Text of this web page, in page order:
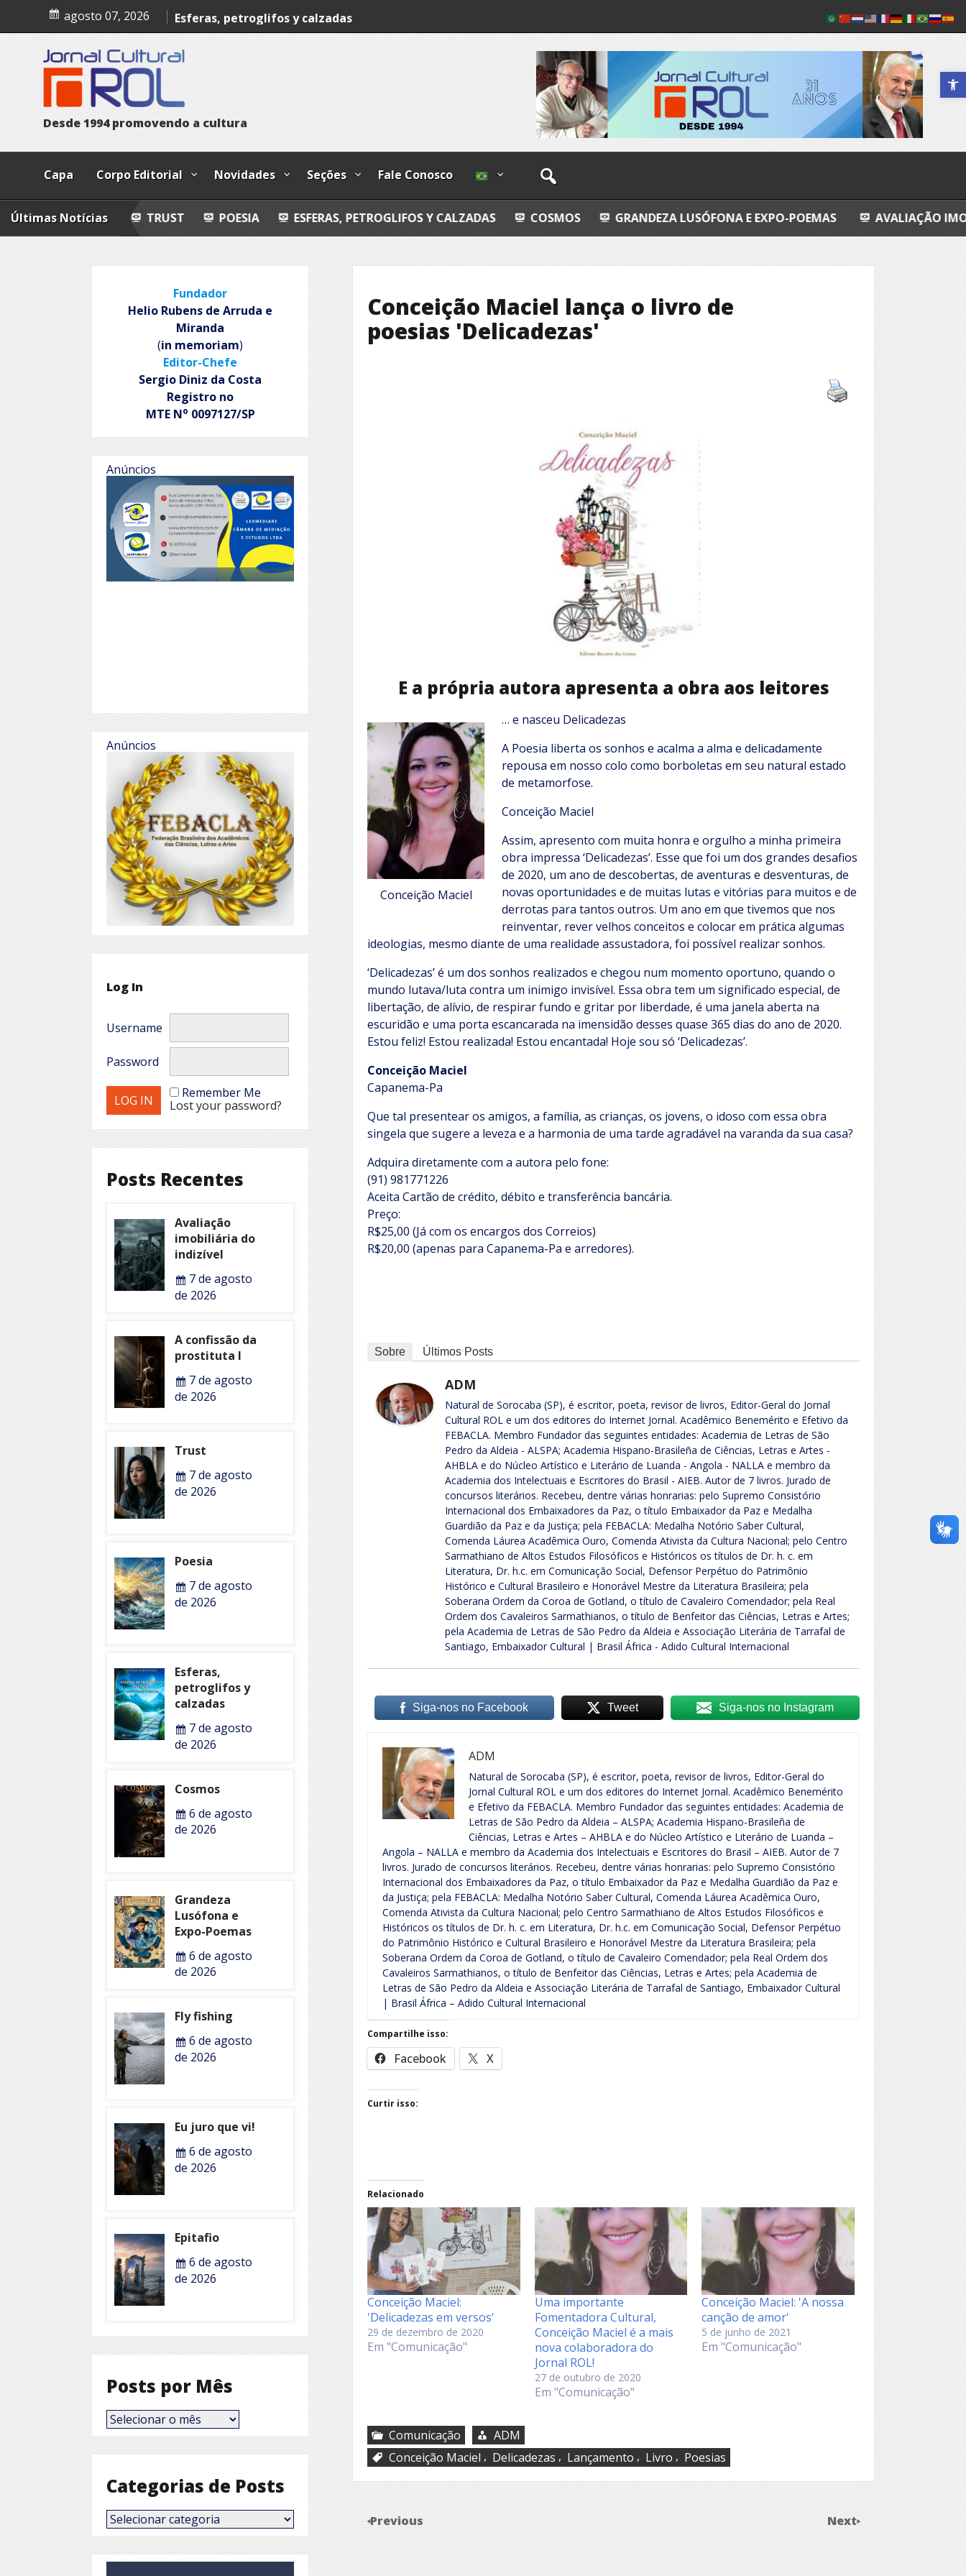
Abrir a
content
agosto 07, 2026
Poesia
Esferas, petroglifos y calzadas
Cosmos
Poemas
Desde1994 promovendo a cultura
Capa Corpo Editorial Novidades Seções Fale Conosco
Últimas Notícias
I TRUST POESIA ESFERAS, PETROGLIFOS Y CALZADAS COSMOS GRANDEZA LUSÓFONA E EXPO-POEMAS AVALIAÇÃO IMOBILIÁRIA DO
Conceição Maciel lança o livro de
poesias 'Delicadezas'
E a própria autora apresenta a obra aos leitores
Conceição Maciel
… e nasceu Delicadezas
A Poesia liberta os sonhos e acalma a alma e delicadamente
repousa em nosso colo como borboletas em seu natural estado
de metamorfose.
Conceição Maciel
Assim, apresento com muita honra e orgulho a minha primeira
obra impressa ‘Delicadezas’. Esse que foi um dos grandes desafios
de 2020, um ano de descobertas, de aventuras e desventuras, de
novas oportunidades e de muitas lutas e vitórias para muitos e de
derrotas para tantos outros. Um ano em que tivemos que nos
reinventar, rever velhos conceitos e colocar em prática algumas
ideologias, mesmo diante de uma realidade assustadora, foi possível realizar sonhos.
‘Delicadezas’ é um dos sonhos realizados e chegou num momento oportuno, quando o
mundo lutava/luta contra um inimigo invisível. Essa obra tem um significado especial, de
libertação, de alívio, de respirar fundo e gritar por liberdade, é uma janela aberta na
escuridão e uma porta escancarada na imensidão desses quase 365 dias do ano de 2020.
Estou feliz! Estou realizada! Estou encantada! Hoje sou só ‘Delicadezas’.
Conceição Maciel
Capanema-Pa
Que tal presentear os amigos, a família, as crianças, os jovens, o idoso com essa obra
singela que sugere a leveza e a harmonia de uma tarde agradável na varanda da sua casa?
Adquira diretamente com a autora pelo fone:
(91) 981771226
Aceita Cartão de crédito, débito e transferência bancária.
Preço:
R$25,00 (Já com os encargos dos Correios)
R$20,00 (apenas para Capanema-Pa e arredores).
Sobre Últimos Posts
ADM
Natural de Sorocaba (SP), é escritor, poeta, revisor de livros, Editor-Geral do Jornal
Cultural ROL e um dos editores do Internet Jornal. Acadêmico Benemérito e Efetivo da
FEBACLA. Membro Fundador das seguintes entidades: Academia de Letras de São
Pedro da Aldeia - ALSPA; Academia Hispano-Brasileña de Ciências, Letras e Artes -
AHBLA e do Núcleo Artístico e Literário de Luanda - Angola - NALLA e membro da
Academia dos Intelectuais e Escritores do Brasil - AIEB. Autor de 7 livros. Jurado de
concursos literários. Recebeu, dentre várias honrarias: pelo Supremo Consistório
Internacional dos Embaixadores da Paz, o título Embaixador da Paz e Medalha
Guardião da Paz e da Justiça; pela FEBACLA: Medalha Notório Saber Cultural,
Comenda Láurea Acadêmica Ouro, Comenda Ativista da Cultura Nacional; pelo Centro
Sarmathiano de Altos Estudos Filosóficos e Históricos os títulos de Dr. h. c. em
Literatura, Dr. h.c. em Comunicação Social, Defensor Perpétuo do Patrimônio
Histórico e Cultural Brasileiro e Honorável Mestre da Literatura Brasileira; pela
Soberana Ordem da Coroa de Gotland, o título de Cavaleiro Comendador; pela Real
Ordem dos Cavaleiros Sarmathianos, o título de Benfeitor das Ciências, Letras e Artes;
pela Academia de Letras de São Pedro da Aldeia e Associação Literária de Tarrafal de
Santiago, Embaixador Cultural | Brasil África - Adido Cultural Internacional
Siga-nos no Facebook Tweet Siga-nos no Instagram
ADM
Natural de Sorocaba (SP), é escritor, poeta, revisor de livros, Editor-Geral do
Jornal Cultural ROL e um dos editores do Internet Jornal. Acadêmico Benemérito
e Efetivo da FEBACLA. Membro Fundador das seguintes entidades: Academia de
Letras de São Pedro da Aldeia – ALSPA; Academia Hispano-Brasileña de
Ciências, Letras e Artes – AHBLA e do Núcleo Artístico e Literário de Luanda –
Angola – NALLA e membro da Academia dos Intelectuais e Escritores do Brasil – AIEB. Autor de 7
livros. Jurado de concursos literários. Recebeu, dentre várias honrarias: pelo Supremo Consistório
Internacional dos Embaixadores da Paz, o título Embaixador da Paz e Medalha Guardião da Paz e
da Justiça; pela FEBACLA: Medalha Notório Saber Cultural, Comenda Láurea Acadêmica Ouro,
Comenda Ativista da Cultura Nacional; pelo Centro Sarmathiano de Altos Estudos Filosóficos e
Históricos os títulos de Dr. h. c. em Literatura, Dr. h.c. em Comunicação Social, Defensor Perpétuo
do Patrimônio Histórico e Cultural Brasileiro e Honorável Mestre da Literatura Brasileira; pela
Soberana Ordem da Coroa de Gotland, o título de Cavaleiro Comendador; pela Real Ordem dos
Cavaleiros Sarmathianos, o título de Benfeitor das Ciências, Letras e Artes; pela Academia de
Letras de São Pedro da Aldeia e Associação Literária de Tarrafal de Santiago, Embaixador Cultural
| Brasil África – Adido Cultural Internacional
Compartilhe isso:
Facebook X
Curtir isso:
Relacionado
Conceição Maciel:
'Delicadezas em versos'
29 de dezembro de 2020
Em "Comunicação"
Uma importante
Fomentadora Cultural,
Conceição Maciel é a mais
nova colaboradora do
Jornal ROL!
27 de outubro de 2020
Em "Comunicação"
Conceição Maciel: 'A nossa
canção de amor'
5 de junho de 2021
Em "Comunicação"
Comunicação
ADM
Conceição Maciel , Delicadezas , Lançamento , Livro , Poesias
Previous Next
Fundador
Helio Rubens de Arruda e
Miranda
(in memoriam)
Editor-Chefe
Sergio Diniz da Costa
Registro no
MTE No 0097127/SP
Anúncios
Anúncios
Log In
Username
Password
Remember Me
Lost your password?
Posts Recentes
Avaliação
imobiliária do
indizível
7 de agosto
de 2026
A confissão da
prostituta I
7 de agosto
de 2026
Trust
7 de agosto
de 2026
Poesia
7 de agosto
de 2026
Esferas,
petroglifos y
calzadas
7 de agosto
de 2026
Cosmos
6 de agosto
de 2026
Grandeza
Lusófona e
Expo-Poemas
6 de agosto
de 2026
Fly fishing
6 de agosto
de 2026
Eu juro que vi!
6 de agosto
de 2026
Epitafio
6 de agosto
de 2026
Posts por Mês
Posts
por
Categorias de Posts
Categorias
de